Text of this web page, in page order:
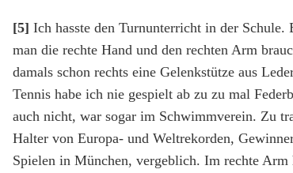
[5] Ich hasste den Turnunterricht in der
man die rechte Hand und den rechten Arm
damals schon rechts eine Gelenkstütze aus
Tennis habe ich nie gespielt ab zu zu mal
auch nicht, war sogar im Schwimmverein. Zu
Halter von Europa- und Weltrekorden,
Spielen in München, vergeblich. Im rechte